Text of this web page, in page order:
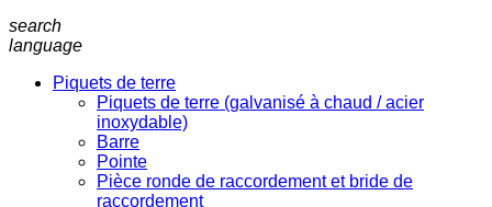
search
language
Piquets de terre
Piquets de terre (galvanisé à chaud / acier
inoxydable)
Barre
Pointe
Pièce ronde de raccordement et bride de
raccordement